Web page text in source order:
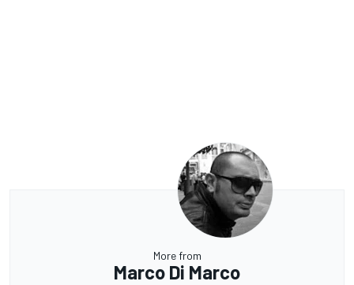
More from
Marco Di Marco